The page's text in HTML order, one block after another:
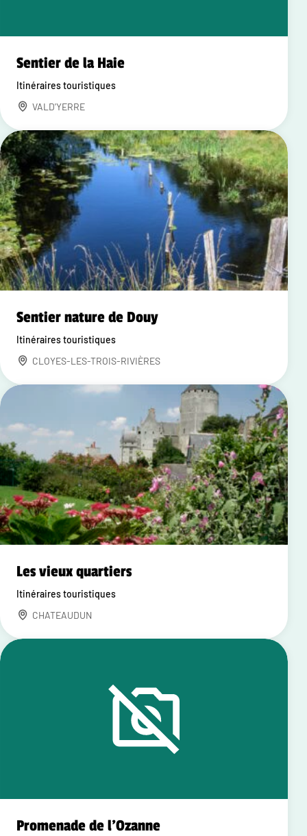
Sentier de la Haie
Itinéraires touristiques
VALD'YERRE
Sentier nature de Douy
Itinéraires touristiques
CLOYES-LES-TROIS-RIVIÈRES
Les vieux quartiers
Itinéraires touristiques
CHATEAUDUN
Promenade de l'Ozanne